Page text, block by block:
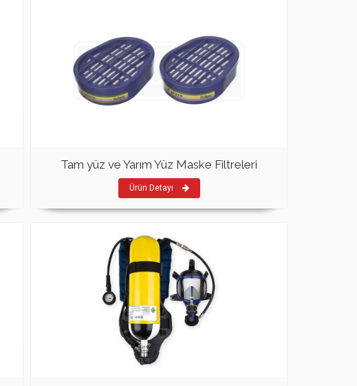
Tam yüz ve Yarım Yüz Maske Filtreleri
Ürün Detayı